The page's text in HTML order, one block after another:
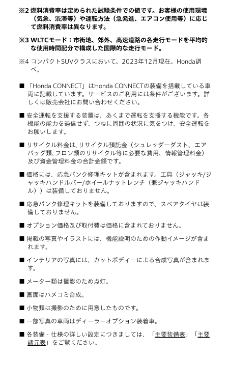
燃料消費率は定められた試験条件での値です。お客様の使用環境
（気象、渋滞等）や運転方法（急発進、エアコン使用等）に応じ
て燃料消費率は異なります。
WLTCモード：市街地、郊外、高速道路の各走行モードを平均的
な使用時間配分で構成した国際的な走行モード。
コンパクトSUVクラスにおいて。2023年12月現在。Honda調
べ。
「Honda CONNECT」はHonda CONNECTの装備を搭載している車
両に記載しています。サービスのご利用には条件がございます。詳
しくは販売会社にお問い合わせください。
安全運転を支援する装置は、あくまで運転を支援する機能です。各
機能の能力を過信せず、つねに周囲の状況に気をつけ、安全運転を
お願いします。
リサイクル料金は､リサイクル預託金（シュレッダーダスト、エア
バッグ類､フロン類のリサイクル等に必要な費用、情報管理料金）
及び資金管理料金の合計金額です。
価格には、応急パンク修理キットが含まれます。工具（ジャッキ/ジ
ャッキハンドルバー/ホイールナットレンチ（兼ジャッキハンド
ル））は装備しておりません。
応急パンク修理キットを装備しておりますので、スペアタイヤは装
備しておりません。
オプション価格及び取付費は価格に含まれておりません。
掲載の写真やイラストには、機能説明のための作動イメージが含ま
れます。
インテリアの写真には、カットボディーによる合成写真が含まれま
す。
メーター類は撮影のため点灯。
画面はハメコミ合成。
小物類は撮影のために用意したものです。
一部写真の車両はディーラーオプション装着車。
各装備・仕様の詳しい設定につきましては、「 主要装備表 」「 主要
諸元表 」をご覧ください。